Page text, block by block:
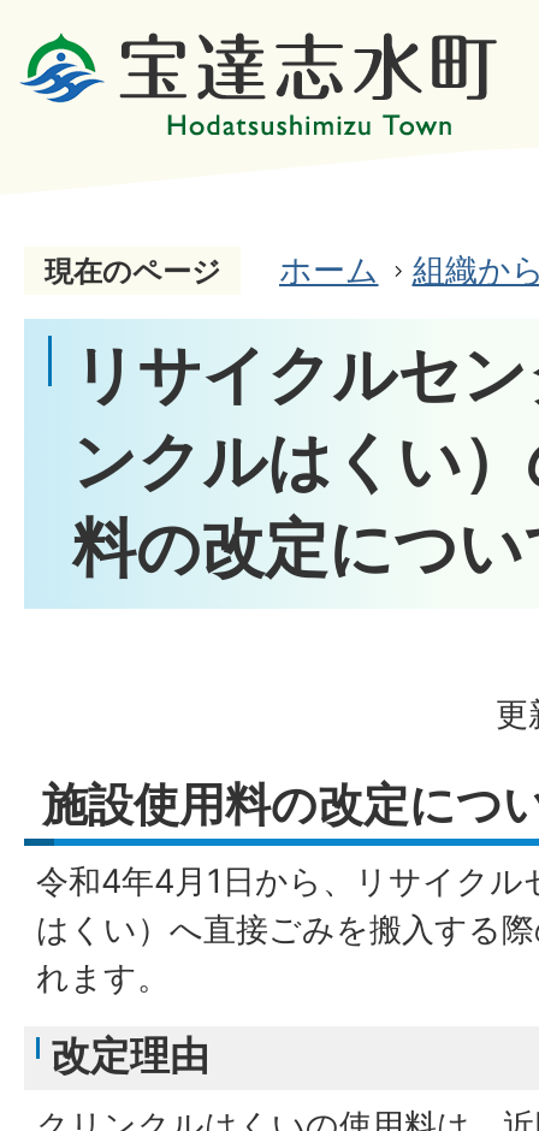
現在のページ ホーム 組織か
リサイクルセ
ンクルはくい
料の改定につ
更
施設使用料の改定につ
令和4年4月1日から、リサイク
はくい）へ直接ごみを搬入する
れます。
改定理由